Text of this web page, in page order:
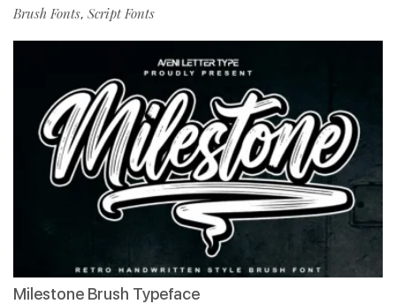
Brush Fonts, Script Fonts
Milestone Brush Typeface